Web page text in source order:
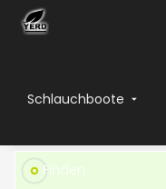
Schlauchboote